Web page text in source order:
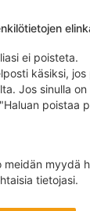
ei poisteta.
käsiksi,
Jos sinulla
​​tietojasi.